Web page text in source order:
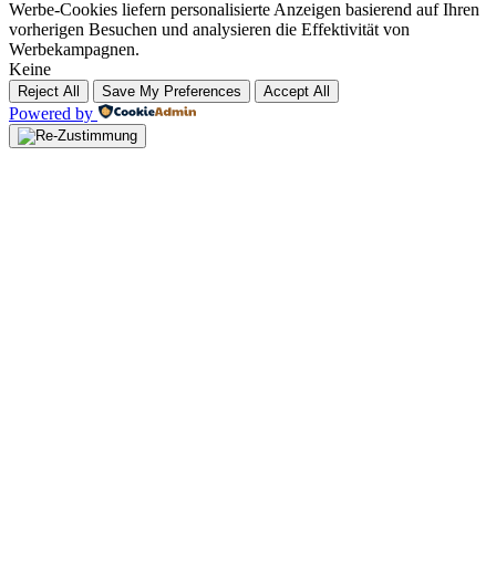
Werbe-Cookies liefern personalisierte Anzeigen basierend auf Ihren
vorherigen Besuchen und analysieren die Effektivität von
Werbekampagnen.
Keine
Reject All Save My Preferences Accept All
Powered by